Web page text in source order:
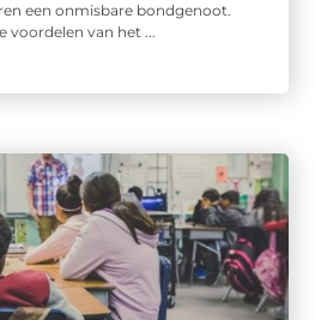
een onmisbare bondgenoot.
voordelen van het ...